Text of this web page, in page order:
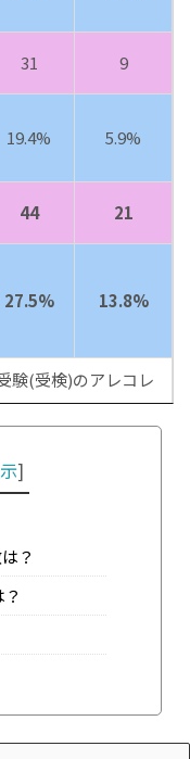
31 9
19.4% 5.9%
44 21
27.5% 13.8%
験(受検)のアレコレ
]
？